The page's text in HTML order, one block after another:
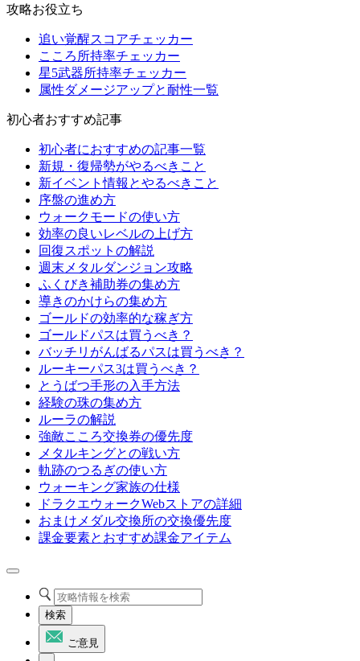
攻略お役立ち
追い覚醒スコアチェッカー
こころ所持率チェッカー
星5武器所持率チェッカー
属性ダメージアップと耐性一覧
初心者おすすめ記事
初心者におすすめの記事一覧
新規・復帰勢がやるべきこと
新イベント情報とやるべきこと
序盤の進め方
ウォークモードの使い方
効率の良いレベルの上げ方
回復スポットの解説
週末メタルダンジョン攻略
ふくびき補助券の集め方
導きのかけらの集め方
ゴールドの効率的な稼ぎ方
ゴールドパスは買うべき？
バッチリがんばるパスは買うべき？
ルーキーパス3は買うべき？
とうばつ手形の入手方法
経験の珠の集め方
ルーラの解説
強敵こころ交換券の優先度
メタルキングとの戦い方
軌跡のつるぎの使い方
ウォーキング家族の仕様
ドラクエウォークWebストアの詳細
おまけメダル交換所の交換優先度
課金要素とおすすめ課金アイテム
検索
ご意見